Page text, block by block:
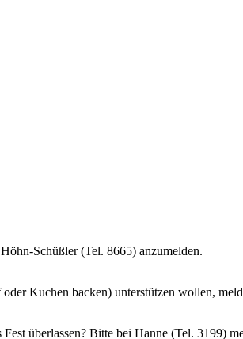
Schüßler (Tel. 8665) anzumelden.
Kuchen backen) unterstützen wollen,
überlassen? Bitte bei Hanne (Tel. 3199)